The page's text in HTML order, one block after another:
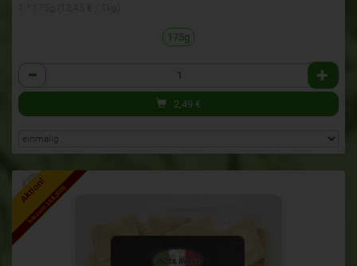
175g
Anzahl
2,49 €
Aktion!
bis zum 14.8.2026